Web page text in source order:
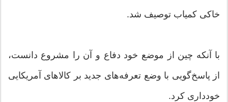
خاکی کمیاب توصیف شد.
با آنکه چین از موضع خود دفاع و آن را مشروع دانست،
از پاسخ‌گویی با وضع تعرفه‌های جدید بر کالاهای آمریکایی
خودداری کرد.